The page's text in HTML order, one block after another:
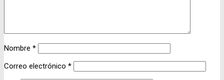
Nombre *
Correo electrónico *